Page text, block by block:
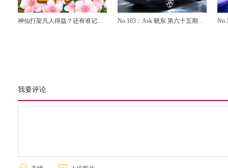
神仙打架凡人得益？还有谁记
No.103：Ask 晓东 第六十五期：
我要评论